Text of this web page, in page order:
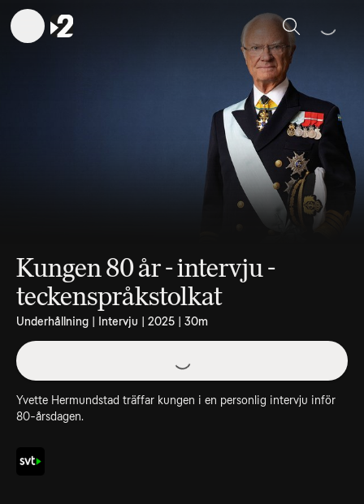
Sök
Kungen 80 år - intervju -
teckenspråkstolkat
Underhållning | Intervju | 2025 | 30m
Yvette Hermundstad träffar kungen i en personlig intervju inför
80-årsdagen.